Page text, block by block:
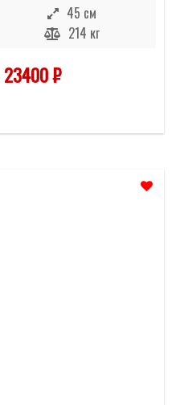
45 см
214 кг
23400₽